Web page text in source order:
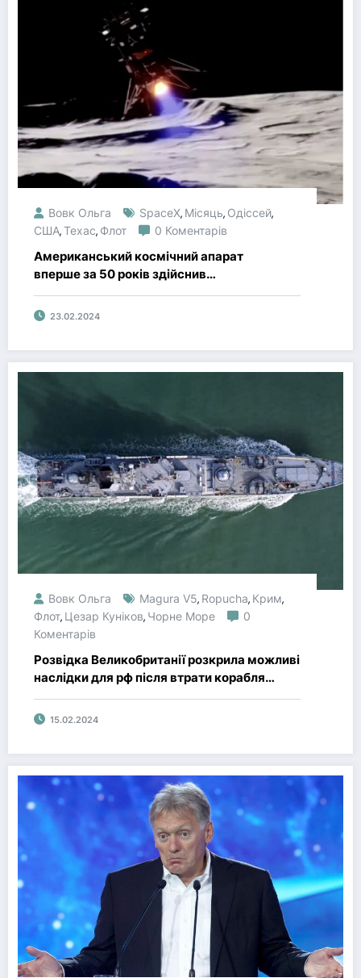
Вовк Ольга SpaceX, Місяць, Одіссей,
США,Техас, Флот 0 Коментарів
Американський космічний апарат
вперше за 50 років здійснив
посадку на Місяць. Відео
23.02.2024
Вовк Ольга Magura V5, Ropucha, Крим,
Флот, Цезар Куніков, Чорне Море
0
Коментарів
Розвідка Великобританії розкрила можливі
наслідки для рф після втрати корабля
“Цезар Куніков”
15.02.2024